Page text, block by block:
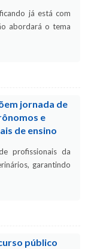
já está com
abordará o tema
jornada de
e
de ensino
profissionais da
garantindo
público